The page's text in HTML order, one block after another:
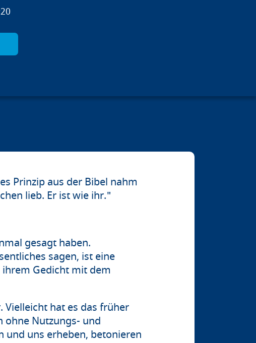
Prinzip aus der Bibel nahm
lieb. Er ist wie ihr."
gesagt haben.
sagen, ist eine
Gedicht mit dem
Vielleicht hat es das früher
ohne Nutzungs- und
und uns erheben, betonieren